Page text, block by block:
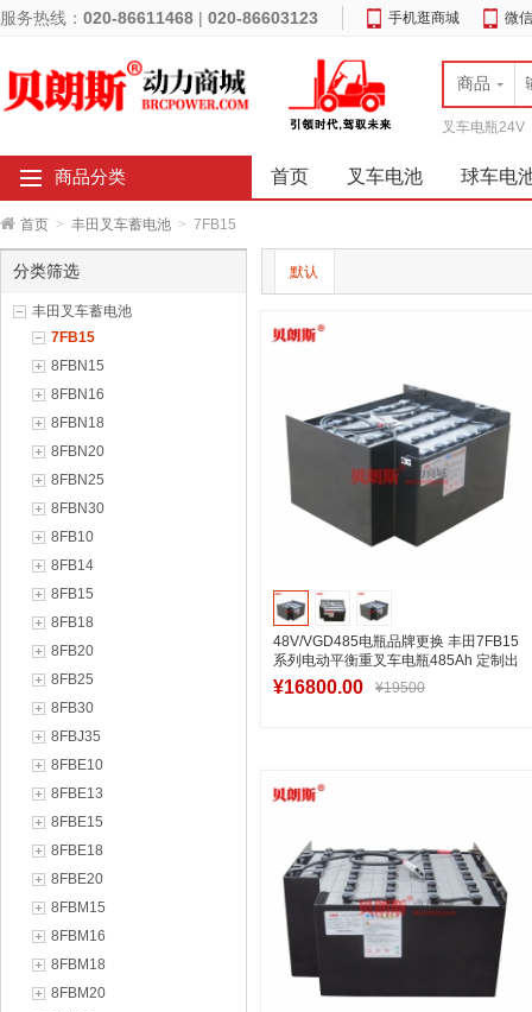
服务热线： 020-86611468 | 020-86603123 手机逛商城 微
商品
叉车电瓶24V
商品分类 首页 叉车电池 球车电
首页 > 丰田叉车蓄电池 > 7FB15
分类筛选
丰田叉车蓄电池
7FB15
8FBN15
8FBN16
8FBN18
8FBN20
8FBN25
8FBN30
8FB10
8FB14
8FB15
8FB18
8FB20
8FB25
8FB30
8FBJ35
8FBE10
8FBE13
8FBE15
8FBE18
8FBE20
8FBM15
8FBM16
8FBM18
8FBM20
默认
48V/VGD485电瓶品牌更换 丰田7FB15
系列电动平衡重叉车电瓶485Ah 定制出
口
¥16800.00 ¥19500